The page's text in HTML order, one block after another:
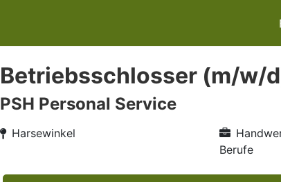
Betriebsschlosser (m/w/
PSH Personal Service
Harsewinkel
Berufe